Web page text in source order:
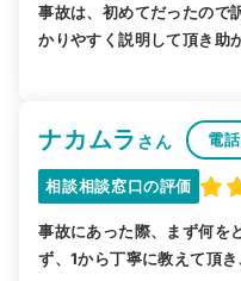
事故は、初めてだったので
かりやすく説明して頂き助
ナカムラ さん 電
相談相談窓口の評価
事故にあった際、まず何を
ず、1から丁寧に教えて頂き